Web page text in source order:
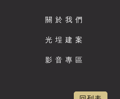
關 於 我 們
光 埕 建 案
影 音 專 區